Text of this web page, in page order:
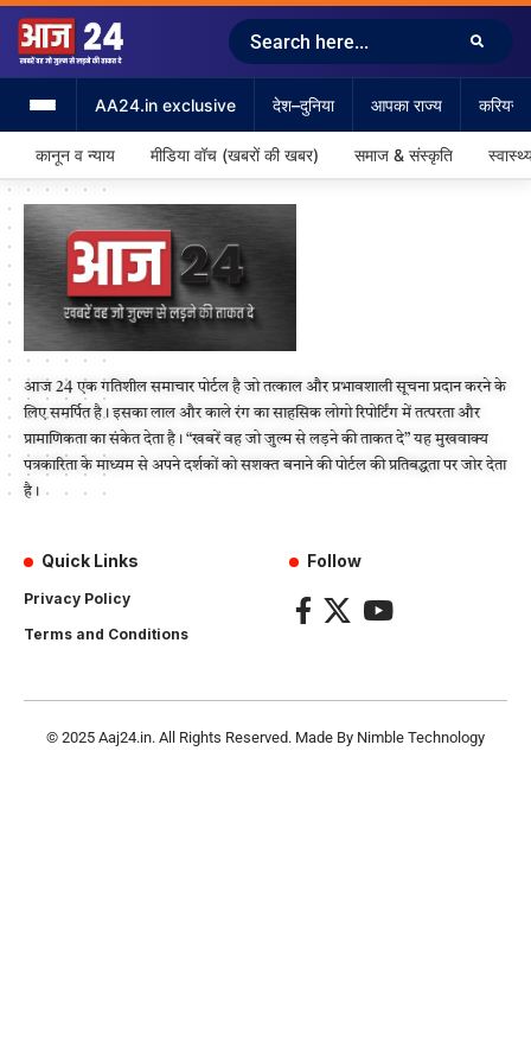
AA24.in exclusive देश–दुनिया आपका राज्य करियर
कानून व न्याय मीडिया वॉच (खबरों की खबर) समाज & संस्कृति
आज 24 एक गतिशील समाचार पोर्टल है जो तत्काल और प्रभावशाली सूचना प्रदान करने के
लिए समर्पित है। इसका लाल और काले रंग का साहसिक लोगो रिपोर्टिंग में तत्परता और
प्रामाणिकता का संकेत देता है। “खबरें वह जो जुल्म से लड़ने की ताकत दे” यह मुखवाक्य
पत्रकारिता के माध्यम से अपने दर्शकों को सशक्त बनाने की पोर्टल की प्रतिबद्धता पर जोर देता
है।
Quick Links
Privacy Policy
Terms and Conditions
Follow
© 2025 Aaj24.in. All Rights Reserved. Made By Nimble Technology